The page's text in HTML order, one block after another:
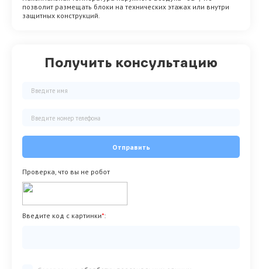
Получить консультацию
Отправить
Проверка, что вы не робот
Введите код с картинки*:
позволит размещать блоки на технических этажах или внутри
защитных конструкций.